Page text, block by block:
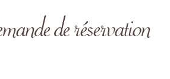
de réservation